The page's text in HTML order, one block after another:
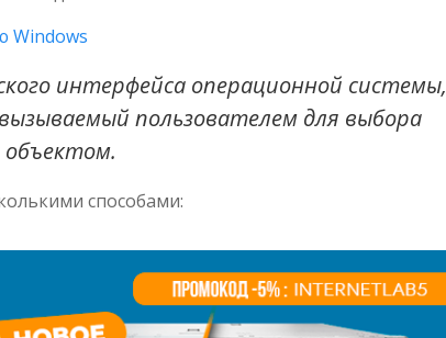
Windows
интерфейса операционной системы,
пользователем для выбора
способами: